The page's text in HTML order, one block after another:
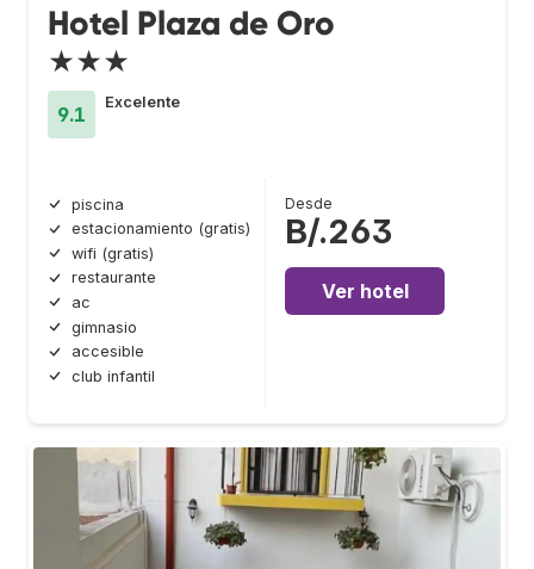
Hotel Plaza de Oro
★★★
9.1
Excelente
piscina
estacionamiento (gratis)
wifi (gratis)
restaurante
ac
gimnasio
accesible
club infantil
Desde
B/.263
Ver hotel